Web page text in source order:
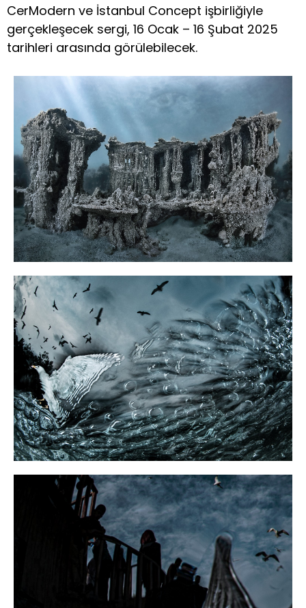
CerModern ve İstanbul Concept işbirliğiyle
gerçekleşecek sergi, 16 Ocak – 16 Şubat 2025
tarihleri arasında görülebilecek.